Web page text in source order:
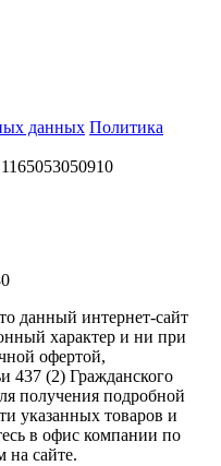
данных Политикa
данный интернет-сайт
характер и ни при
офертой,
437 (2) Гражданского
получения подробной
указанных товаров и
в офис компании по
на сайте.